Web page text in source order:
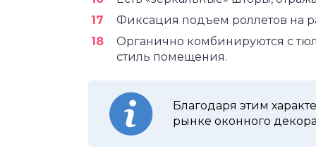
Фиксация подъем роллетов на
Органично комбинируются с
стиль помещения.
Благодаря этим
рынке оконного